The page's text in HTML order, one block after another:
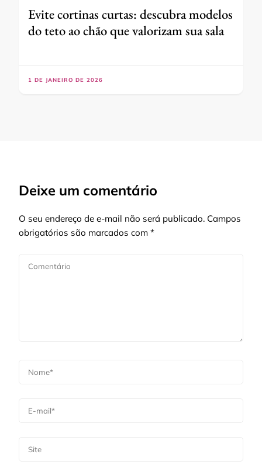
Evite cortinas curtas: descubra modelos
do teto ao chão que valorizam sua sala
1 DE JANEIRO DE 2026
Deixe um comentário
O seu endereço de e-mail não será publicado. Campos
obrigatórios são marcados com *